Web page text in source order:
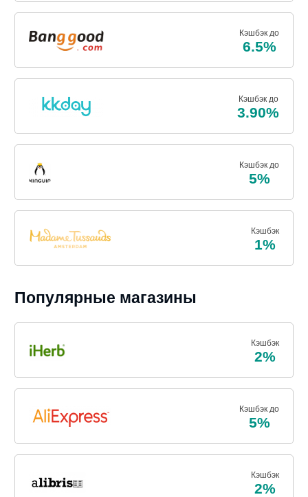
Кэшбэк до
6.5%
Кэшбэк до
3.90%
Кэшбэк до
5%
Кэшбэк
1%
Популярные магазины
Кэшбэк
2%
Кэшбэк до
5%
Кэшбэк
2%